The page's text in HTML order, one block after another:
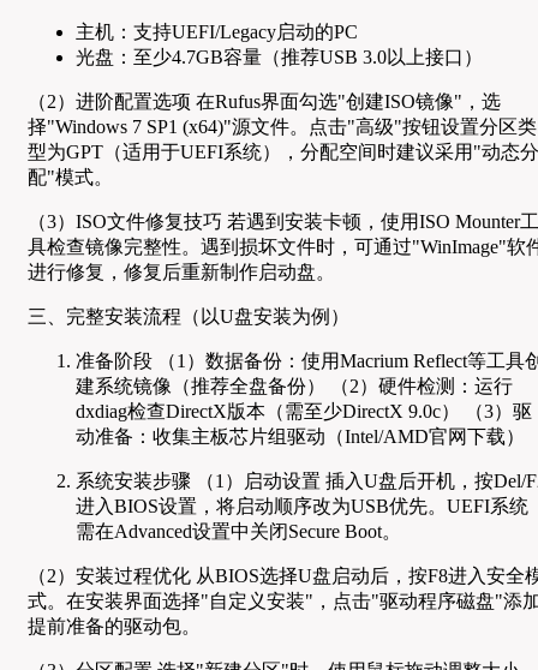
主机：支持UEFI/Legacy启动的PC
光盘：至少4.7GB容量（推荐USB 3.0以上接口）
（2）进阶配置选项 在Rufus界面勾选"创建ISO镜像"，选
择"Windows 7 SP1 (x64)"源文件。点击"高级"按钮设置分区类
型为GPT（适用于UEFI系统），分配空间时建议采用"动态分
配"模式。
（3）ISO文件修复技巧 若遇到安装卡顿，使用ISO Mounter工
具检查镜像完整性。遇到损坏文件时，可通过"WinImage"软
进行修复，修复后重新制作启动盘。
三、完整安装流程（以U盘安装为例）
准备阶段 （1）数据备份：使用Macrium Reflect等工具
建系统镜像（推荐全盘备份） （2）硬件检测：运行
dxdiag检查DirectX版本（需至少DirectX 9.0c） （3）驱
动准备：收集主板芯片组驱动（Intel/AMD官网下载）
系统安装步骤 （1）启动设置 插入U盘后开机，按Del/
进入BIOS设置，将启动顺序改为USB优先。UEFI系统
需在Advanced设置中关闭Secure Boot。
（2）安装过程优化 从BIOS选择U盘启动后，按F8进入安全
式。在安装界面选择"自定义安装"，点击"驱动程序磁盘"添
提前准备的驱动包。